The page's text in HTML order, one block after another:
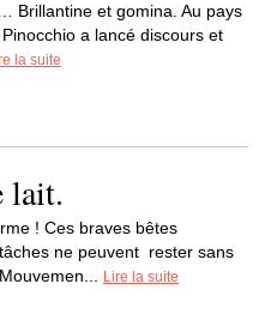
Brillantine et gomina. Au pays
a lancé discours et
la suite
lait.
! Ces braves bêtes
ne peuvent rester sans
Lire la suite